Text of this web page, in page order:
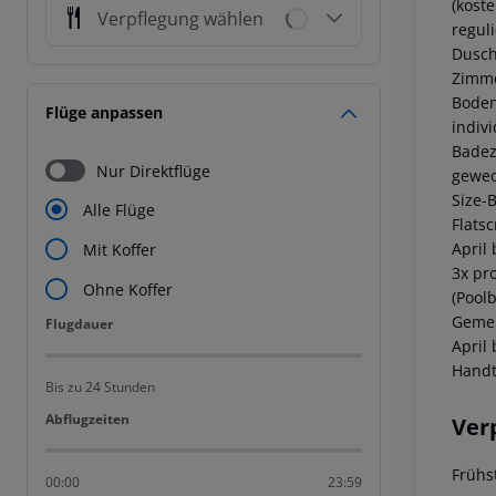
Verpflegung wählen
Flüge anpassen
Nur Direktflüge
Alle Flüge
Mit Koffer
Ohne Koffer
Flugdauer
Flugdauer
Bis zu 24 Stunden
Abflugzeiten
Abflugzeiten
00:00 23:59
Size-
April
3x
April